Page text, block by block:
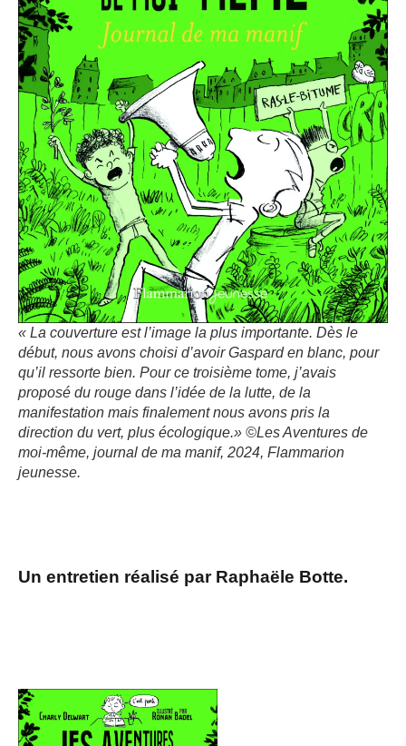
« La couverture est l’image la plus importante. Dès le
début, nous avons choisi d’avoir Gaspard en blanc, pour
qu’il ressorte bien. Pour ce troisième tome, j’avais
proposé du rouge dans l’idée de la lutte, de la
manifestation mais finalement nous avons pris la
direction du vert, plus écologique.» ©Les Aventures de
moi-même, journal de ma manif, 2024, Flammarion
jeunesse.
Un entretien réalisé par Raphaële Botte.